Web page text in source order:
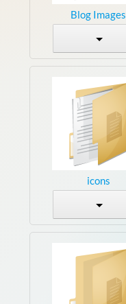
Blog Images
icons